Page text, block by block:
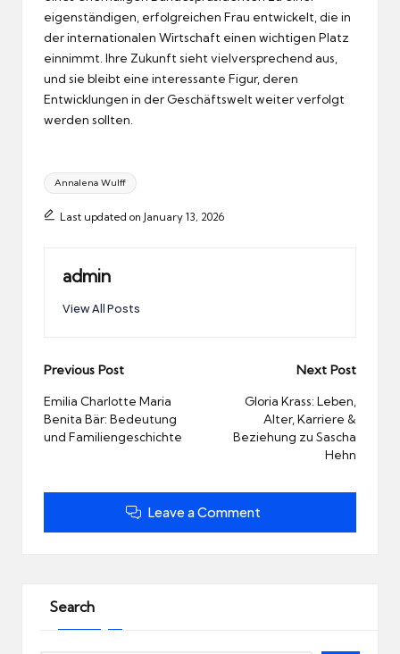
eigenständigen, erfolgreichen Frau entwickelt, die in
der internationalen Wirtschaft einen wichtigen Platz
einnimmt. Ihre Zukunft sieht vielversprechend aus,
und sie bleibt eine interessante Figur, deren
Entwicklungen in der Geschäftswelt weiter verfolgt
werden sollten.
Tags:
Annalena Wulff
Last updated on January 13, 2026
admin
View All Posts
Post
navigation
Previous Post
Emilia Charlotte Maria
Benita Bär: Bedeutung
und Familiengeschichte
Next Post
Gloria Krass: Leben,
Alter, Karriere &
Beziehung zu Sascha
Hehn
Leave a Comment
Search